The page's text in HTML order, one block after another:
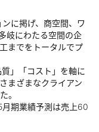
ンに掲げ、商空間、ワ
岐にわたる空間の企
までをトータルでプ
」「コスト」を軸に
まざまなクライアン
。
期業績予測は売上60